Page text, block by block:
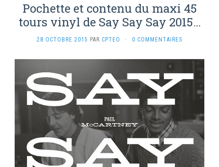
Pochette et contenu du maxi 45
tours vinyl de Say Say Say 2015…
28 OCTOBRE 2015 PAR CPTEO · 0 COMMENTAIRES